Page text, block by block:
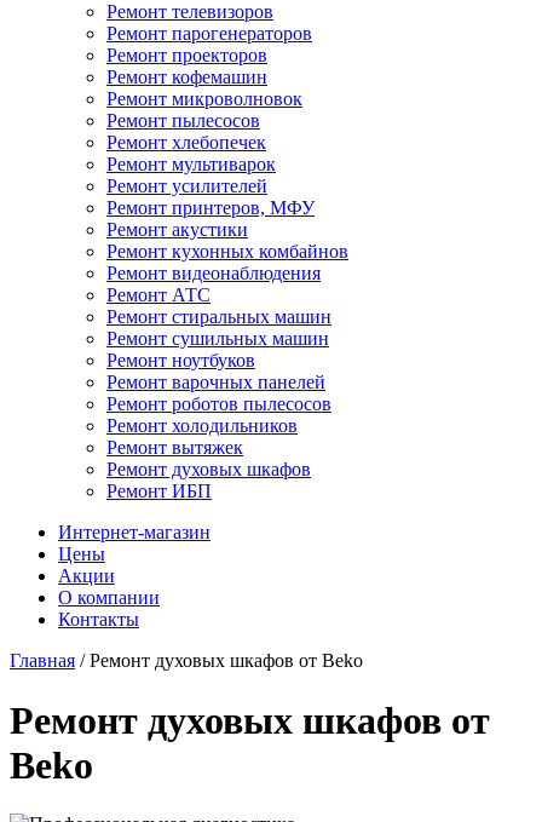
Ремонт телевизоров
Ремонт парогенераторов
Ремонт проекторов
Ремонт кофемашин
Ремонт микроволновок
Ремонт пылесосов
Ремонт хлебопечек
Ремонт мультиварок
Ремонт усилителей
Ремонт принтеров, МФУ
Ремонт акустики
Ремонт кухонных комбайнов
Ремонт видеонаблюдения
Ремонт АТС
Ремонт стиральных машин
Ремонт сушильных машин
Ремонт ноутбуков
Ремонт варочных панелей
Ремонт роботов пылесосов
Ремонт холодильников
Ремонт вытяжек
Ремонт духовых шкафов
Ремонт ИБП
Интернет-магазин
Цены
Акции
О компании
Контакты
Главная /Ремонт духовых шкафов от Beko
Ремонт духовых шкафов от
Beko